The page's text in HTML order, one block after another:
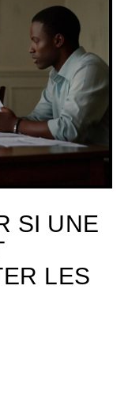
SI UNE
LES